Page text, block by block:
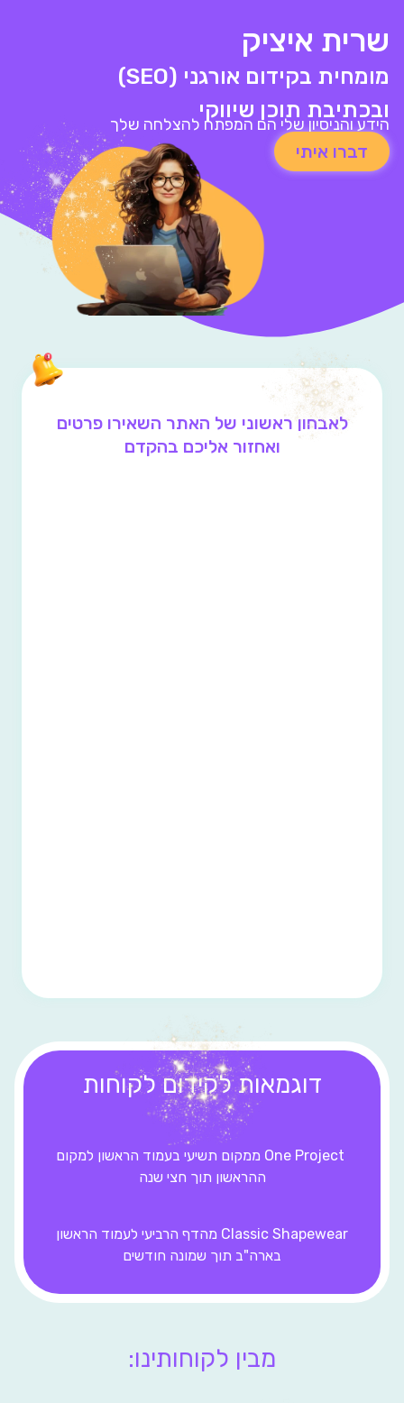
שרית איציק
מומחית בקידום אורגני (SEO)
ובכתיבת תוכן שיווקי
הידע והניסיון שלי הם המפתח להצלחה שלך
דברו איתי
לאבחון ראשוני של האתר השאירו פרטים
ואחזור אליכם בהקדם
דוגמאות לקידום לקוחות
One Project ממקום תשיעי בעמוד הראשון למקום
ההראשון תוך חצי שנה
Classic Shapewear מהדף הרביעי לעמוד הראשון
בארה"ב תוך שמונה חודשים
מבין לקוחותינו: